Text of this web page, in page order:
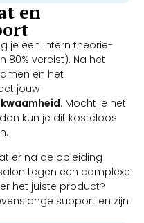
en
je een intern theorie-
80% vereist). Na het
en het
jouw
. Mocht je het
kun je dit kosteloos
er na de opleiding
tegen een complexe
het juiste product?
support en zijn